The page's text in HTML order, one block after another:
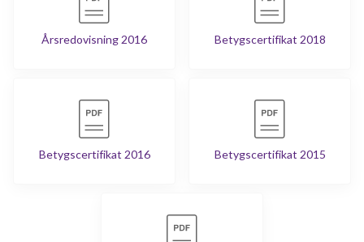
Årsredovisning 2016 Betygscertifikat 2018
Betygscertifikat 2016 Betygscertifikat 2015